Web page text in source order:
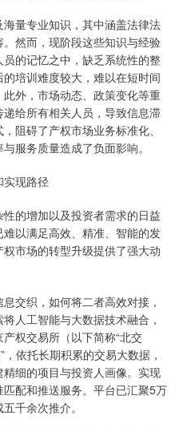
量专业知识，其中涵盖法律法
然而，现阶段这些知识与经验
的记忆之中，缺乏系统性的整
培训难度较大，难以在短时间
外，市场动态、政策变化等重
给所有相关人员，导致信息滞
阻碍了产权市场业务标准化、
服务质量造成了负面影响。
实现路径
的增加以及投资者需求的日益
以满足高效、精准、智能的发
市场的转型升级提供了强大动
交织，如何将二者高效对接，
人工智能与大数据技术融合，
权交易所（以下简称“北交
依托长期积累的交易大数据，
细的项目与投资人画像。实现
配和推送服务。平台已汇聚5万
千余次推介。